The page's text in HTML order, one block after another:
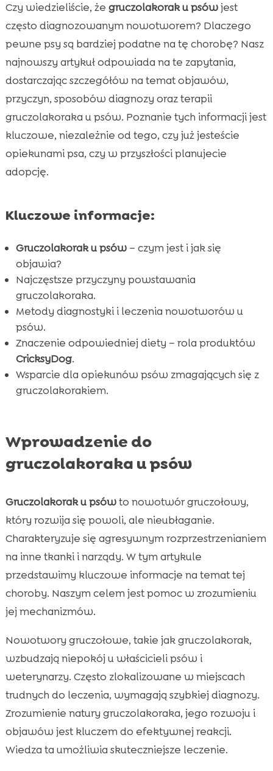
 Wprowadzenie do gruczolakoraka u psów
 Co to jest gruczolakorak?
 Przyczyny powstawania gruczolakoraka u
psów
 Objawy gruczolakoraka u psów
 Diagnostyka gruczolakoraka
 Pies gruczolakorak: Metody leczenia
 Rokowania i życie z gruczolakorakiem
 Profilaktyka gruczolakoraka u psów
 Pies gruczolakorak a dieta: Rola CricksyDog
gruczolakorakiem
kontroli
 Studium przypadku: Historia psa z
gruczolakorakiem
 Najczęstsze mity dotyczące gruczolakoraka u
psów
 Wniosek
FAQ
Czy wiedzieliście, że gruczolakorak u psówjest
często diagnozowanym nowotworem? Dlaczego
pewne psy są bardziej podatne na tę chorobę? Nasz
najnowszy artykuł odpowiada na te zapytania,
dostarczając szczegółów na temat objawów,
przyczyn, sposobów diagnozy oraz terapii
gruczolakoraka u psów. Poznanie tych informacji jest
kluczowe, niezależnie od tego, czy już jesteście
opiekunami psa, czy w przyszłości planujecie
adopcję.
Kluczowe informacje:
Gruczolakorak u psów– czym jest i jak się
objawia?
Najczęstsze przyczyny powstawania
gruczolakoraka.
Metody diagnostyki i leczenia nowotworów u
psów.
Znaczenie odpowiedniej diety – rola produktów
CricksyDog.
Wsparcie dla opiekunów psów zmagających się z
gruczolakorakiem.
Wprowadzenie do
gruczolakoraka u psów
Gruczolakorak u psówto nowotwór gruczołowy,
który rozwija się powoli, ale nieubłaganie.
Charakteryzuje się agresywnym rozprzestrzenianiem
na inne tkanki i narządy. W tym artykule
przedstawimy kluczowe informacje na temat tej
choroby. Naszym celem jest pomoc w zrozumieniu
jej mechanizmów.
Nowotwory gruczołowe, takie jak gruczolakorak,
wzbudzają niepokój u właścicieli psów i
weterynarzy. Często zlokalizowane w miejscach
trudnych do leczenia, wymagają szybkiej diagnozy.
Zrozumienie natury gruczolakoraka, jego rozwoju i
objawów jest kluczem do efektywnej reakcji.
Wiedza ta umożliwia skuteczniejsze leczenie.